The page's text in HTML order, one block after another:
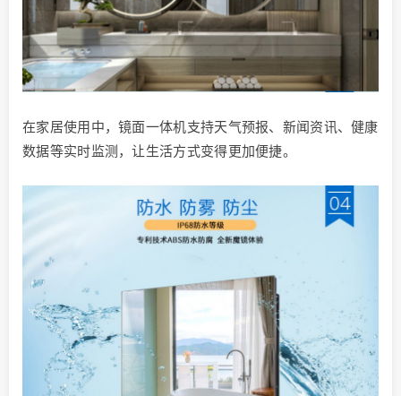
在家居使用中，镜面一体机支持天气预报、新闻资讯、健康
数据等实时监测，让生活方式变得更加便捷。